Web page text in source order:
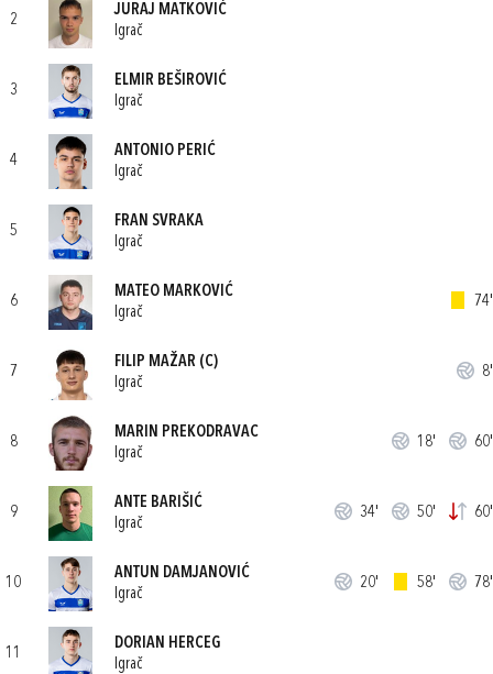
2
JURAJ MATKOVIĆ
Igrač
3
ELMIR BEŠIROVIĆ
Igrač
4
ANTONIO PERIĆ
Igrač
5
FRAN SVRAKA
Igrač
6
MATEO MARKOVIĆ
Igrač
74'
7
FILIP MAŽAR (C)
Igrač
8'
8
MARIN PREKODRAVAC
Igrač
18' 60'
9
ANTE BARIŠIĆ
Igrač
34' 50' 60'
10
ANTUN DAMJANOVIĆ
Igrač
20' 58' 78'
11
DORIAN HERCEG
Igrač